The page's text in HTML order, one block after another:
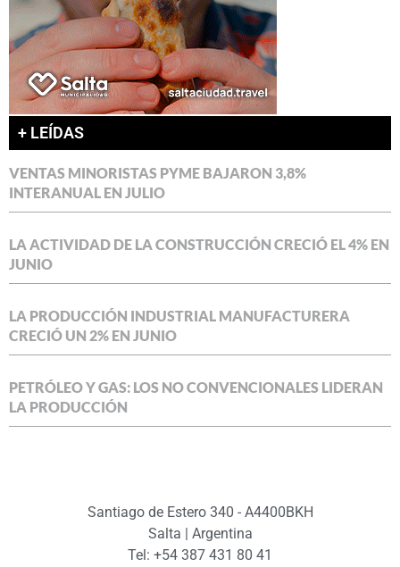
+ LEÍDAS
VENTAS MINORISTAS PYME BAJARON 3,8%
INTERANUAL EN JULIO
LA ACTIVIDAD DE LA CONSTRUCCIÓN CRECIÓ EL 4% EN
JUNIO
LA PRODUCCIÓN INDUSTRIAL MANUFACTURERA
CRECIÓ UN 2% EN JUNIO
PETRÓLEO Y GAS: LOS NO CONVENCIONALES LIDERAN
LA PRODUCCIÓN
Santiago de Estero 340 - A4400BKH
Salta | Argentina
Tel: +54 387 431 80 41